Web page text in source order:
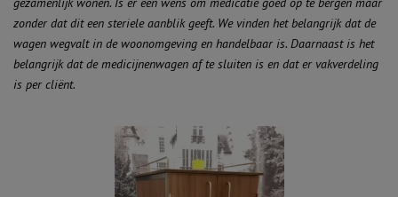
zonder dat dit een steriele aanblik geeft. We vinden het belangrijk dat de
wagen wegvalt in de woonomgeving en handelbaar is. Daarnaast is het
belangrijk dat de medicijnenwagen af te sluiten is en dat er vakverdeling
is per cliënt.